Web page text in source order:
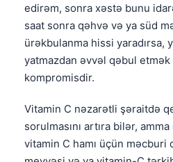
edirəm, sonra xəstə bunu
saat sonra qəhvə və ya süd
ürəkbulanma hissi yaradırsa,
yatmazdan əvvəl qəbul
kompromisdir.
Vitamin C nəzarətli şəraitdə
sorulmasını artıra bilər,
vitamin C hamı üçün
తెలుగు
தமிழ்
ગુજરાતી
ಕನ್ನಡ
മലയാളം
Bahasa Melayu